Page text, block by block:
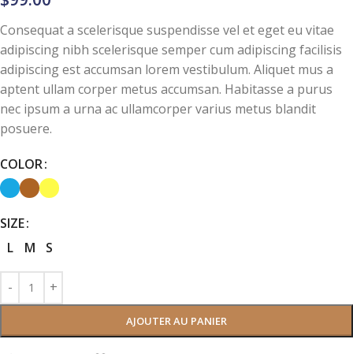
Consequat a scelerisque suspendisse vel et eget eu vitae
adipiscing nibh scelerisque semper cum adipiscing facilisis
adipiscing est accumsan lorem vestibulum. Aliquet mus a
aptent ullam corper metus accumsan. Habitasse a purus
nec ipsum a urna ac ullamcorper varius metus blandit
posuere.
COLOR
SIZE
L
M S
AJOUTER AU PANIER